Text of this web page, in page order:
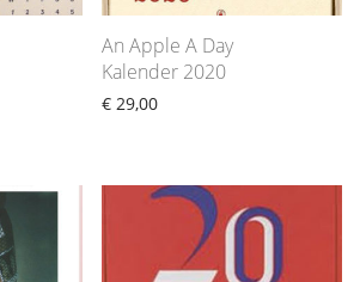
An Apple A Day
Kalender 2020
€ 29,00